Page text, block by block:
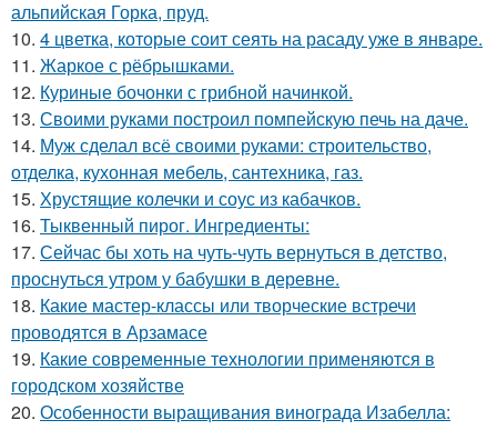
альпийская Горка, пруд.
10. 4 цветка, которые соит сеять на расаду уже в январе.
11. Жаркое с рёбрышками.
12. Куриные бочонки с грибной начинкой.
13. Своими руками построил помпейскую печь на даче.
14. Муж сделал всё своими руками: строительство,
отделка, кухонная мебель, сантехника, газ.
15. Хрустящие колечки и соус из кабачков.
16. Тыквенный пирог. Ингредиенты:
17. Сейчас бы хоть на чуть-чуть вернуться в детство,
проснуться утром у бабушки в деревне.
18. Какие мастер-классы или творческие встречи
проводятся в Арзамасе
19. Какие современные технологии применяются в
городском хозяйстве
20. Особенности выращивания винограда Изабелла: